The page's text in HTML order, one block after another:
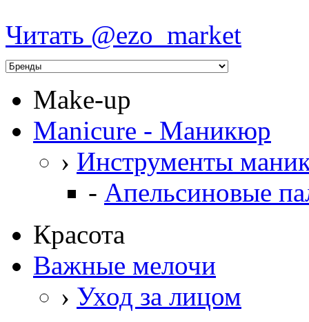
Читать @ezo_market
Make-up
Manicure - Маникюр
› Инструменты
- Апельсиновые
Красота
Важные мелочи
› Уход за лицом